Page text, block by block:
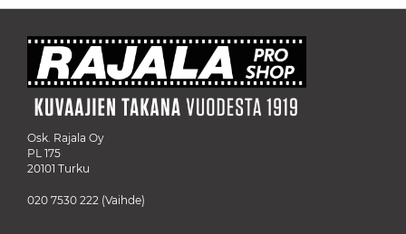
Osk. Rajala Oy
PL 175
20101 Turku
020 7530 222 (Vaihde)